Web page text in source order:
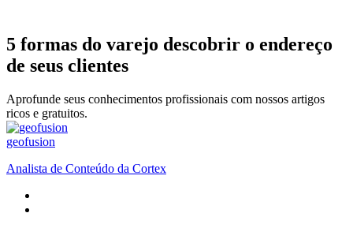
5 formas do varejo descobrir o endereço
de seus clientes
Aprofunde seus conhecimentos profissionais com nossos artigos
ricos e gratuitos.
geofusion
Analista de Conteúdo da Cortex